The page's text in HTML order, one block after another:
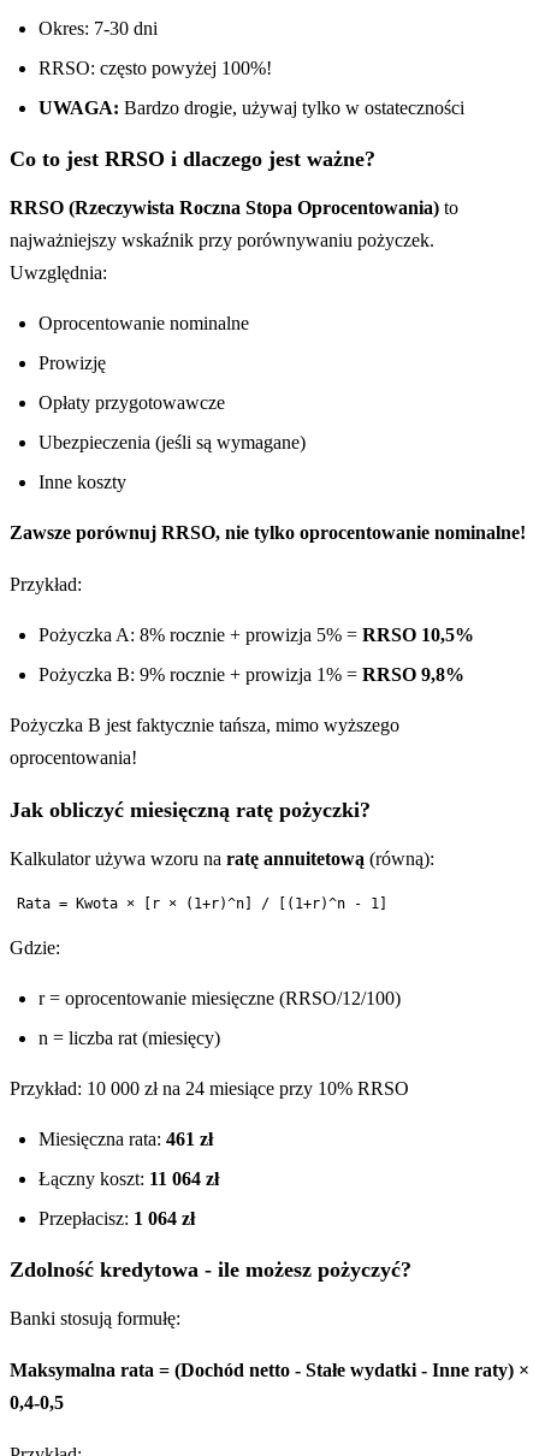
Okres: 7-30 dni
RRSO: często powyżej 100%!
UWAGA: Bardzo drogie, używaj tylko w ostateczności
Co to jest RRSO i dlaczego jest ważne?
RRSO (Rzeczywista Roczna Stopa Oprocentowania) to
najważniejszy wskaźnik przy porównywaniu pożyczek.
Uwzględnia:
Oprocentowanie nominalne
Prowizję
Opłaty przygotowawcze
Ubezpieczenia (jeśli są wymagane)
Inne koszty
Zawsze porównuj RRSO, nie tylko oprocentowanie nominalne!
Przykład:
Pożyczka A: 8% rocznie + prowizja 5% = RRSO 10,5%
Pożyczka B: 9% rocznie + prowizja 1% = RRSO 9,8%
Pożyczka B jest faktycznie tańsza, mimo wyższego
oprocentowania!
Jak obliczyć miesięczną ratę pożyczki?
Kalkulator używa wzoru na ratę annuitetową (równą):
Gdzie:
r = oprocentowanie miesięczne (RRSO/12/100)
n = liczba rat (miesięcy)
Przykład: 10 000 zł na 24 miesiące przy 10% RRSO
Miesięczna rata: 461 zł
Łączny koszt: 11 064 zł
Przepłacisz: 1 064 zł
Zdolność kredytowa - ile możesz pożyczyć?
Banki stosują formułę:
Maksymalna rata = (Dochód netto - Stałe wydatki - Inne raty) ×
0,4-0,5